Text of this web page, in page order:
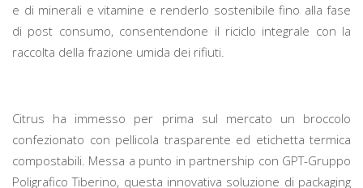
e di minerali e vitamine e renderlo sostenibile fino alla fase
di post consumo, consentendone il riciclo integrale con la
raccolta della frazione umida dei rifiuti.
Citrus ha immesso per prima sul mercato un broccolo
confezionato con pellicola trasparente ed etichetta termica
compostabili. Messa a punto in partnership con GPT-Gruppo
Poligrafico Tiberino, questa innovativa soluzione di packaging